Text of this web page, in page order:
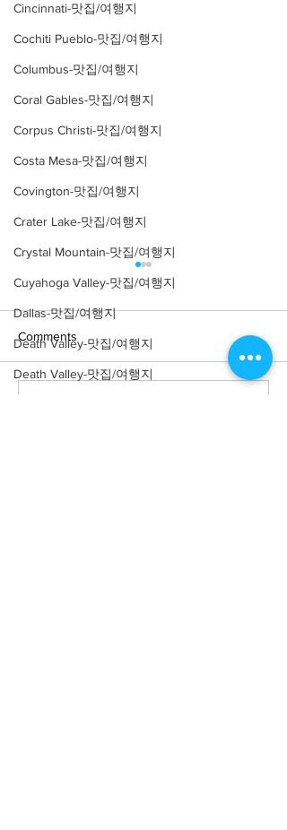
Cincinnati-맛집/여행지
Cochiti Pueblo-맛집/여행지
Columbus-맛집/여행지
Coral Gables-맛집/여행지
Corpus Christi-맛집/여행지
Costa Mesa-맛집/여행지
Covington-맛집/여행지
Crater Lake-맛집/여행지
Crystal Mountain-맛집/여행지
Cuyahoga Valley-맛집/여행지
Dallas-맛집/여행지
Death Valley-맛집/여행지
Death Valley-맛집/여행지
Comments